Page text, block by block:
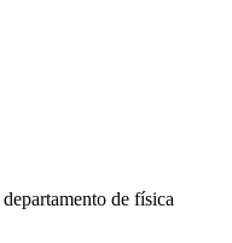
departamento de física